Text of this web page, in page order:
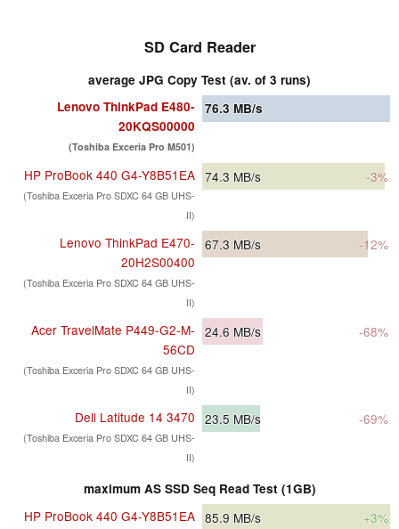
SD Card Reader
average JPG Copy Test (av. of 3 runs)
Lenovo ThinkPad E480-
20KQS00000
(Toshiba Exceria Pro M501)
76.3 MB/s
HP ProBook 440 G4-Y8B51EA
(Toshiba Exceria Pro SDXC 64 GB UHS-
II)
74.3 MB/s -3%
Lenovo ThinkPad E470-
20H2S00400
(Toshiba Exceria Pro SDXC 64 GB UHS-
II)
67.3 MB/s -12%
Acer TravelMate P449-G2-M-
56CD
(Toshiba Exceria Pro SDXC 64 GB UHS-
II)
24.6 MB/s -68%
Dell Latitude 14 3470
(Toshiba Exceria Pro SDXC 64 GB UHS-
II)
23.5 MB/s -69%
maximum AS SSD Seq Read Test (1GB)
HP ProBook 440 G4-Y8B51EA 85.9 MB/s +3%